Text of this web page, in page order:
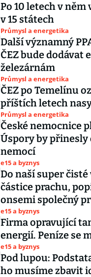
Po 10 letech v
v 15 státech
Průmysl a energetika
Další významný
ČEZ bude
železárnám
Průmysl a energetika
ČEZ po Temelínu
příštích letech
Průmysl a energetika
České nemocnice
Úspory by
nemocí
e15 a byznys
Do naší super
částice prachu,
onsemi společný
e15 a byznys
Firma opravující
energií. Peníze se
e15 a byznys
Pod lupou:
ho musíme zbavit